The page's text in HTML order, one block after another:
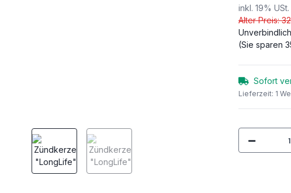
inkl. 19% USt. ,
Alter Preis:
(Sie sparen
Sofort
Lieferzeit: 1